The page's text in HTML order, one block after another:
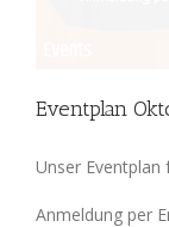
Eventplan
Unser
Anmeldung per